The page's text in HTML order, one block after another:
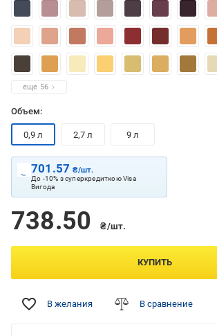
еще 56
Объем:
0,9 л 2,7 л 9 л
701.57₴/шт.
До -10% з суперкредиткою Visa
Вигода
738.50 ₴/шт.
КУПИТЬ
В желания В сравнение